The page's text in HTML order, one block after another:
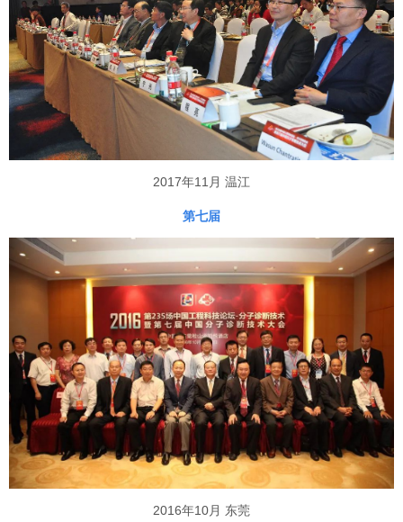
2017年11月 温江
第七届
2016年10月 东莞